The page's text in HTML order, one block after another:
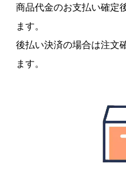
商品代金のお支払い確定
ます。
後払い決済の場合は注文
ます。